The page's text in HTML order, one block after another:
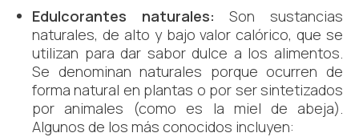
Edulcorantes naturales:Son sustancias
naturales, de alto y bajo valor calórico, que se
utilizan para dar sabor dulce a los alimentos.
Se denominan naturales porque ocurren de
forma natural en plantas o por ser sintetizados
por animales (como es la miel de abeja).
Algunos de los más conocidos incluyen: